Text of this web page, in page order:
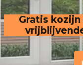
Gratis